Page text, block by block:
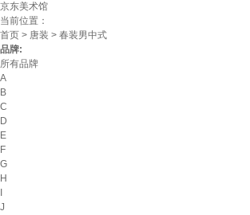
京东美术馆
当前位置：
首页 > 唐装 > 春装男中式
品牌:
所有品牌
A
B
C
D
E
F
G
H
J